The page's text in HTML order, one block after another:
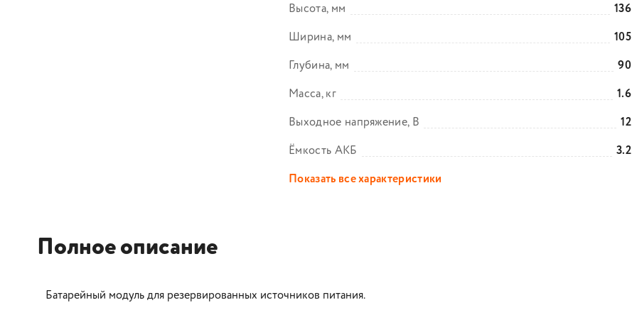
Высота, мм
136
Ширина, мм
105
Глубина, мм
90
Масса, кг
1.6
Выходное напряжение, В
12
Ёмкость АКБ
3.2
Показать все характеристики
Полное описание
Батарейный модуль для резервированных источников питания.